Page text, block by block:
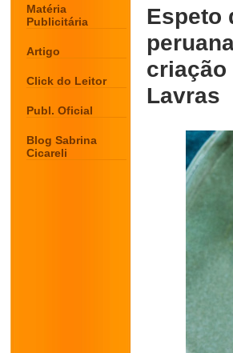
Matéria
Publicitária
Artigo
Click do Leitor
Publ. Oficial
Blog Sabrina
Cicareli
Espeto
criação
Lavras